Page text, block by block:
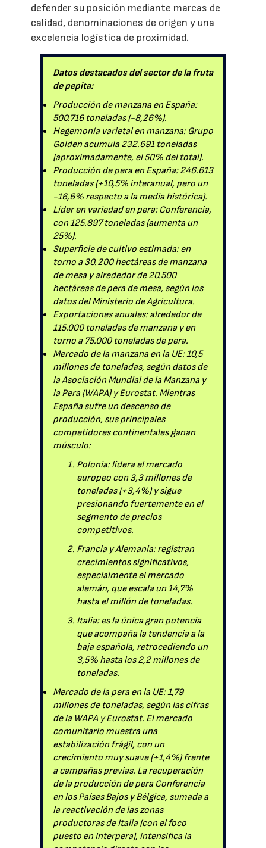
defender su posición mediante marcas de
calidad, denominaciones de origen y una
excelencia logística de proximidad.
Datos destacados del sector de la fruta
de pepita:
Producción de manzana en España:
500.716 toneladas (-8,26%).
Hegemonía varietal en manzana: Grupo
Golden acumula 232.691 toneladas
(aproximadamente, el 50% del total).
Producción de pera en España: 246.613
toneladas (+10,5% interanual, pero un
-16,6% respecto a la media histórica).
Líder en variedad en pera: Conferencia,
con 125.897 toneladas (aumenta un
25%).
Superficie de cultivo estimada: en
torno a 30.200 hectáreas de manzana
de mesa y alrededor de 20.500
hectáreas de pera de mesa, según los
datos del Ministerio de Agricultura.
Exportaciones anuales: alrededor de
115.000 toneladas de manzana y en
torno a 75.000 toneladas de pera.
Mercado de la manzana en la UE: 10,5
millones de toneladas, según datos de
la Asociación Mundial de la Manzana y
la Pera (WAPA) y Eurostat. Mientras
España sufre un descenso de
producción, sus principales
competidores continentales ganan
músculo:
Polonia: lidera el mercado
europeo con 3,3 millones de
toneladas (+3,4%) y sigue
presionando fuertemente en el
segmento de precios
competitivos.
Francia y Alemania: registran
crecimientos significativos,
especialmente el mercado
alemán, que escala un 14,7%
hasta el millón de toneladas.
Italia: es la única gran potencia
que acompaña la tendencia a la
baja española, retrocediendo un
3,5% hasta los 2,2 millones de
toneladas.
Mercado de la pera en la UE: 1,79
millones de toneladas, según las cifras
de la WAPA y Eurostat. El mercado
comunitario muestra una
estabilización frágil, con un
crecimiento muy suave (+1,4%) frente
a campañas previas. La recuperación
de la producción de pera Conferencia
en los Países Bajos y Bélgica, sumada a
la reactivación de las zonas
productoras de Italia (con el foco
puesto en Interpera), intensifica la